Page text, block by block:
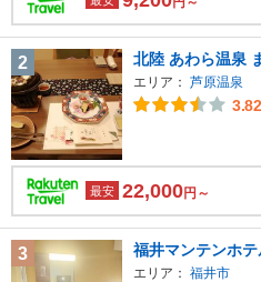
2 北陸 あわら温泉
エリア： 芦原温泉
3.82
最安 22,000円～
3 福井マンテンホ
エリア： 福井市